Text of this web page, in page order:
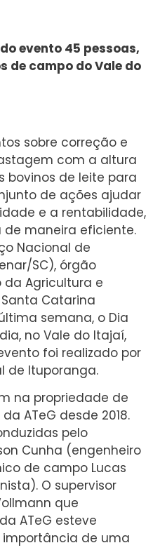
evento 45 pessoas,
de campo do Vale do
sobre correção e
com a altura
bovinos de leite para
de ações ajudar
e a rentabilidade,
maneira eficiente.
Nacional de
SC), órgão
Agricultura e
Catarina
semana, o Dia
no Vale do Itajaí,
foi realizado por
de Ituporanga.
na propriedade de
ATeG desde 2018.
pelo
Cunha (engenheiro
de campo Lucas
O supervisor
que
ATeG esteve
de uma